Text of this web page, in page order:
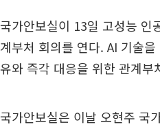
국가안보실이 13일 고성능 인
계부처 회의를 연다. AI 기술
유와 즉각 대응을 위한 관계
국가안보실은 이날 오현주 국